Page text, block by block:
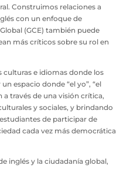
Construimos relaciones a
con un enfoque de
(GCE) también puede
más críticos sobre su rol en
culturas e idiomas donde los
espacio donde “el yo”, “el
través de una visión crítica,
y sociales, y brindando
de participar de
cada vez más democrática
inglés y la ciudadanía global,